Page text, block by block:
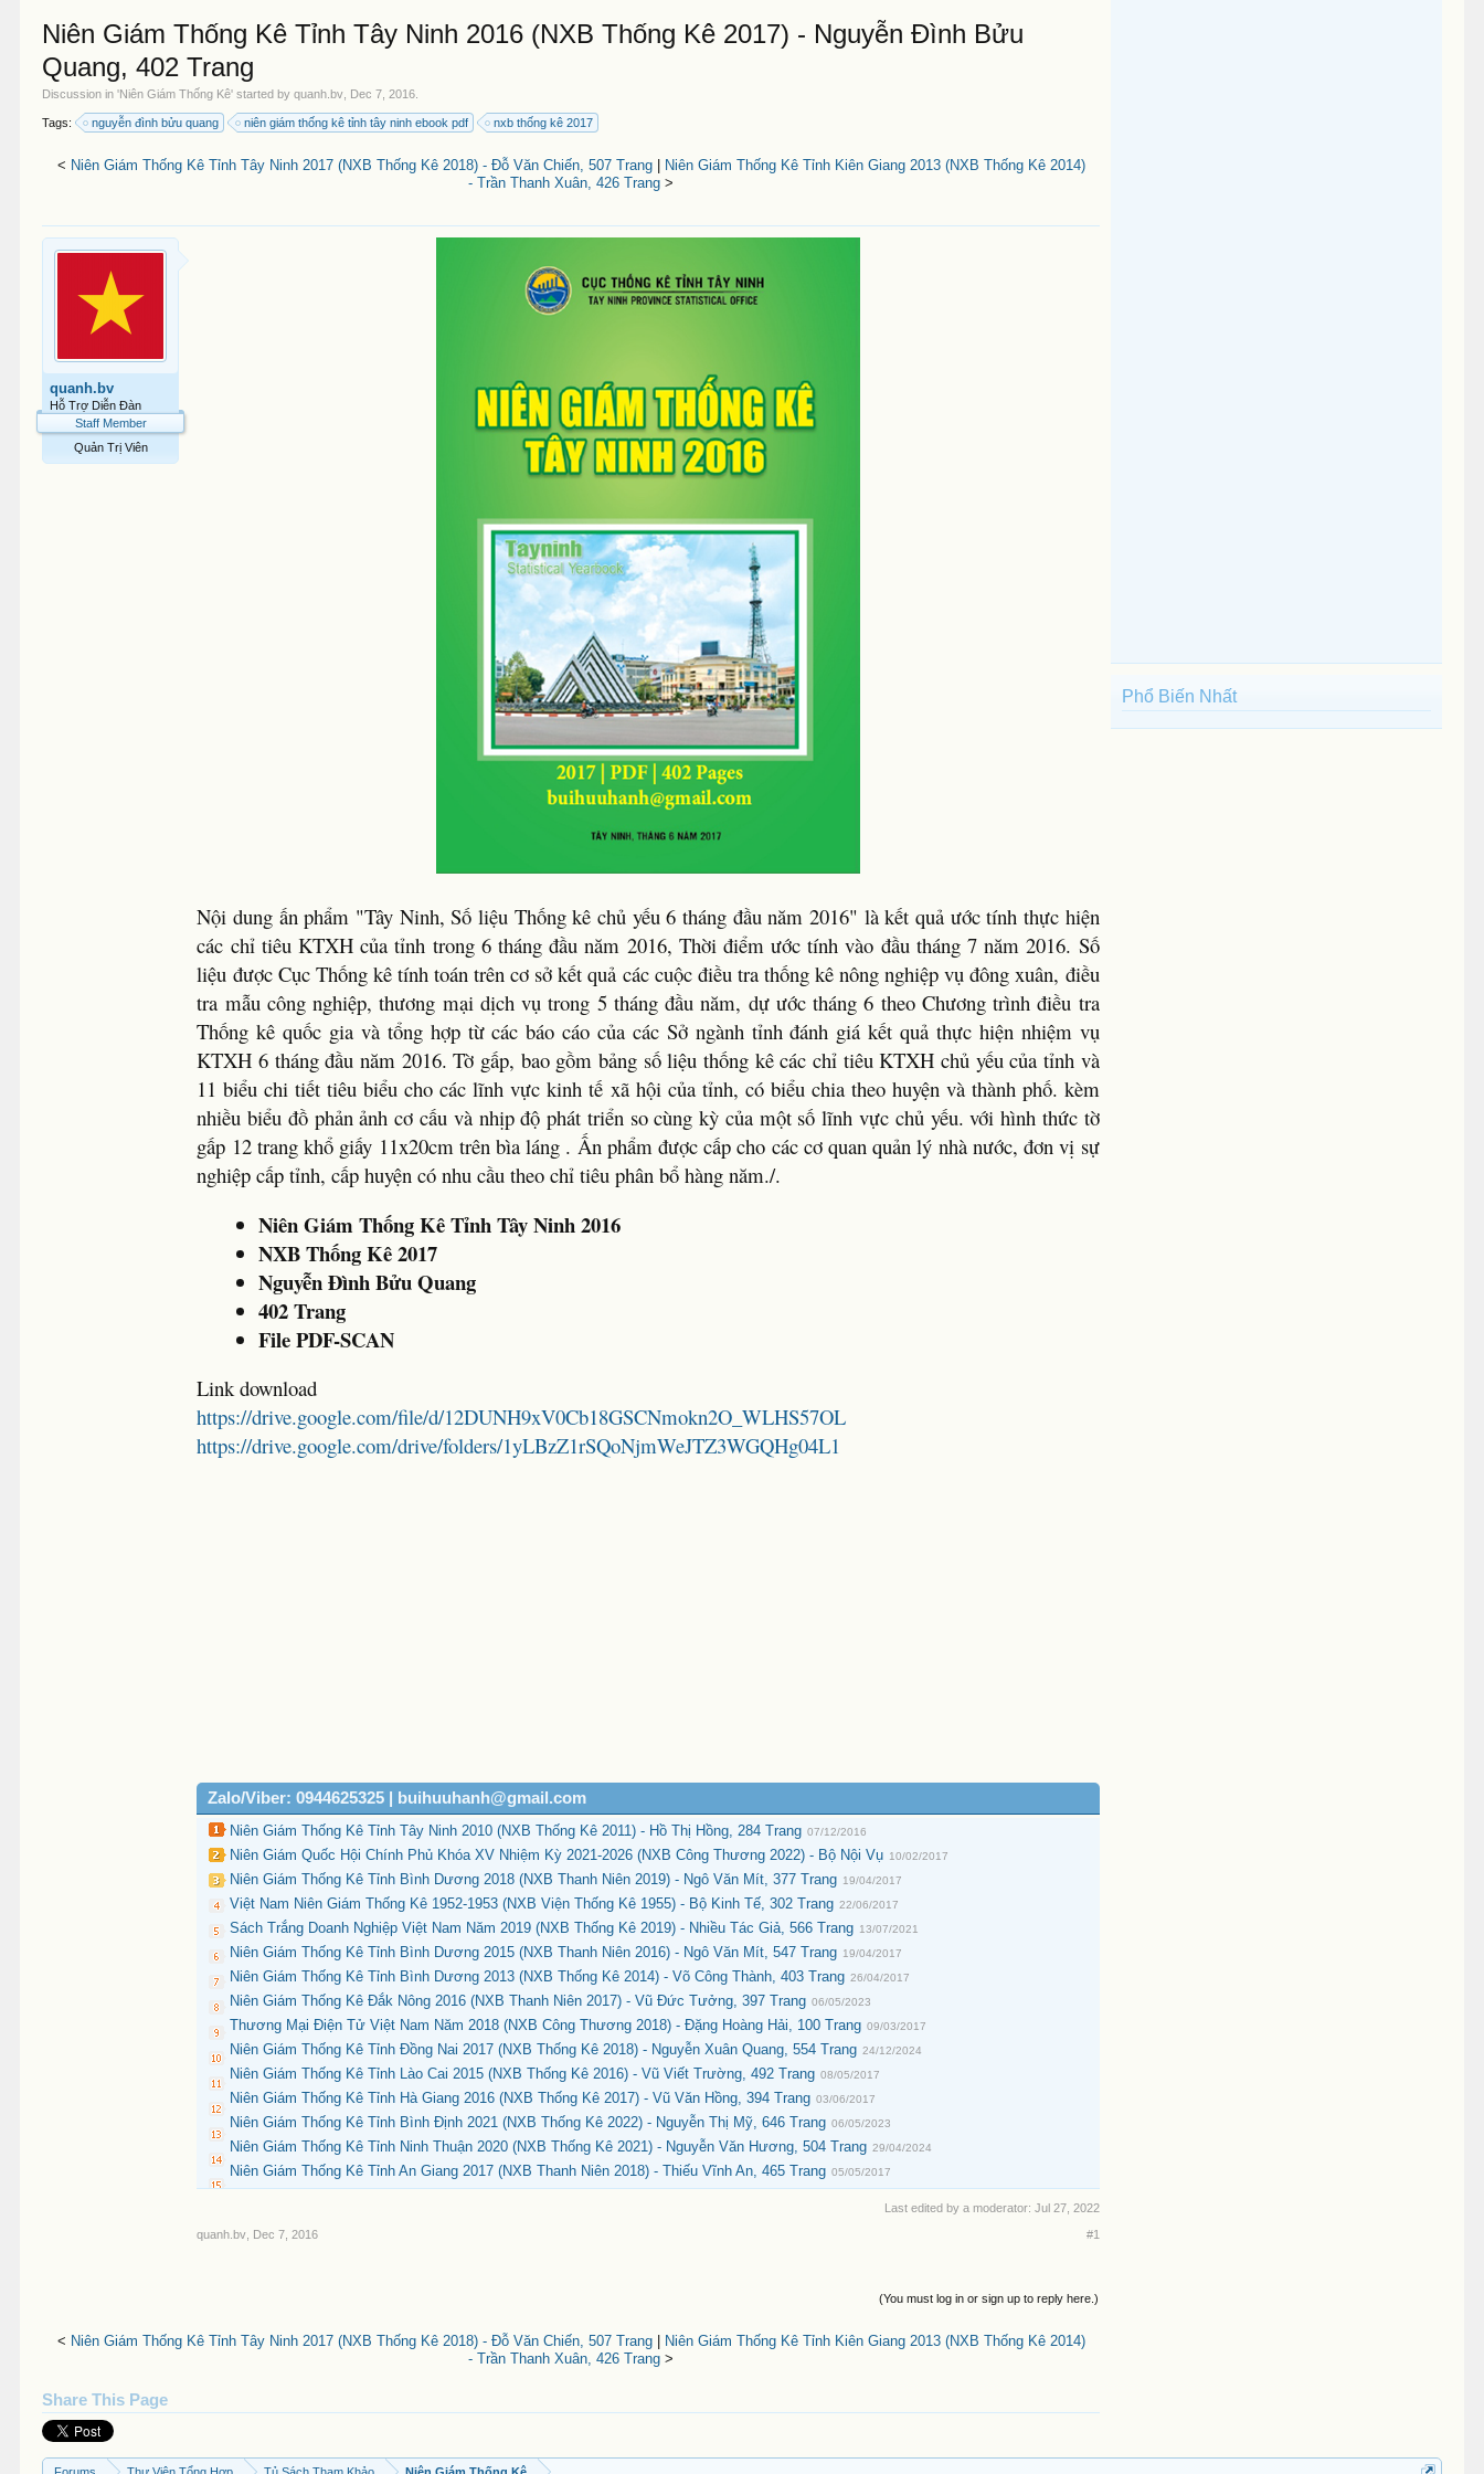
Niên Giám Thống Kê Tỉnh Tây Ninh 2016 (NXB Thống Kê 2017) - Nguyễn Đình Bửu
Quang, 402 Trang
Discussion in 'Niên Giám Thống Kê' started byquanh.bv Dec 7, 2016
Tags: nguyễn đình bửu quang niên giám thống kê tỉnh tây ninh ebook pdf nxb thống kê 2017
< Niên Giám Thống Kê Tỉnh Tây Ninh 2017 (NXB Thống Kê 2018) - Đỗ Văn Chiến, 507 Trang|
Niên Giám Thống Kê Tỉnh Kiên Giang 2013 (NXB Thống Kê 2014)
- Trần Thanh Xuân, 426 Trang >
quanh.bv
Hỗ Trợ Diễn Đàn
Staff Member
Quản Trị Viên
Nội dung ấn phẩm "Tây Ninh, Số liệu Thống kê chủ yếu 6 tháng đầu năm 2016" là kết quả ước tính thực hiện
các chỉ tiêu KTXH của tỉnh trong 6 tháng đầu năm 2016, Thời điểm ước tính vào đầu tháng 7 năm 2016. Số
liệu được Cục Thống kê tính toán trên cơ sở kết quả các cuộc điều tra thống kê nông nghiệp vụ đông xuân, điều
tra mẫu công nghiệp, thương mại dịch vụ trong 5 tháng đầu năm, dự ước tháng 6 theo Chương trình điều tra
Thống kê quốc gia và tổng hợp từ các báo cáo của các Sở ngành tỉnh đánh giá kết quả thực hiện nhiệm vụ
KTXH 6 tháng đầu năm 2016. Tờ gấp, bao gồm bảng số liệu thống kê các chỉ tiêu KTXH chủ yếu của tỉnh và
11 biểu chi tiết tiêu biểu cho các lĩnh vực kinh tế xã hội của tỉnh, có biểu chia theo huyện và thành phố. kèm
nhiều biểu đồ phản ảnh cơ cấu và nhịp độ phát triển so cùng kỳ của một số lĩnh vực chủ yếu. với hình thức tờ
gấp 12 trang khổ giấy 11x20cm trên bìa láng . Ấn phẩm được cấp cho các cơ quan quản lý nhà nước, đơn vị sự
nghiệp cấp tỉnh, cấp huyện có nhu cầu theo chỉ tiêu phân bổ hàng năm./.
Niên Giám Thống Kê Tỉnh Tây Ninh 2016
NXB Thống Kê 2017
Nguyễn Đình Bửu Quang
402 Trang
File PDF-SCAN
Link download
https://drive.google.com/file/d/12DUNH9xV0Cb18GSCNmokn2O_WLHS57OL
https://drive.google.com/drive/folders/1yLBzZ1rSQoNjmWeJTZ3WGQHg04L1
Zalo/Viber: 0944625325 | buihuuhanh@gmail.com
Niên Giám Thống Kê Tỉnh Tây Ninh 2010 (NXB Thống Kê 2011) - Hồ Thị Hồng, 284 Trang 07/12/2016
Niên Giám Quốc Hội Chính Phủ Khóa XV Nhiệm Kỳ 2021-2026 (NXB Công Thương 2022) - Bộ Nội Vụ 10/02/2017
Niên Giám Thống Kê Tỉnh Bình Dương 2018 (NXB Thanh Niên 2019) - Ngô Văn Mít, 377 Trang 19/04/2017
Việt Nam Niên Giám Thống Kê 1952-1953 (NXB Viện Thống Kê 1955) - Bộ Kinh Tế, 302 Trang 22/06/2017
Sách Trắng Doanh Nghiệp Việt Nam Năm 2019 (NXB Thống Kê 2019) - Nhiều Tác Giả, 566 Trang 13/07/2021
Niên Giám Thống Kê Tỉnh Bình Dương 2015 (NXB Thanh Niên 2016) - Ngô Văn Mít, 547 Trang 19/04/2017
Niên Giám Thống Kê Tỉnh Bình Dương 2013 (NXB Thống Kê 2014) - Võ Công Thành, 403 Trang 26/04/2017
Niên Giám Thống Kê Đắk Nông 2016 (NXB Thanh Niên 2017) - Vũ Đức Tưởng, 397 Trang 06/05/2023
Thương Mại Điện Tử Việt Nam Năm 2018 (NXB Công Thương 2018) - Đặng Hoàng Hải, 100 Trang 09/03/2017
Niên Giám Thống Kê Tỉnh Đồng Nai 2017 (NXB Thống Kê 2018) - Nguyễn Xuân Quang, 554 Trang 24/12/2024
Niên Giám Thống Kê Tỉnh Lào Cai 2015 (NXB Thống Kê 2016) - Vũ Viết Trường, 492 Trang 08/05/2017
Niên Giám Thống Kê Tỉnh Hà Giang 2016 (NXB Thống Kê 2017) - Vũ Văn Hồng, 394 Trang 03/06/2017
Niên Giám Thống Kê Tỉnh Bình Định 2021 (NXB Thống Kê 2022) - Nguyễn Thị Mỹ, 646 Trang 06/05/2023
Niên Giám Thống Kê Tỉnh Ninh Thuận 2020 (NXB Thống Kê 2021) - Nguyễn Văn Hương, 504 Trang 29/04/2024
Niên Giám Thống Kê Tỉnh An Giang 2017 (NXB Thanh Niên 2018) - Thiếu Vĩnh An, 465 Trang 05/05/2017
Last edited by a moderator: Jul 27, 2022
quanh.bv
Dec 7, 2016 #1
(You must log in or sign up to reply here.)
< Niên Giám Thống Kê Tỉnh Tây Ninh 2017 (NXB Thống Kê 2018) - Đỗ Văn Chiến, 507 Trang|
Niên Giám Thống Kê Tỉnh Kiên Giang 2013 (NXB Thống Kê 2014)
- Trần Thanh Xuân, 426 Trang >
Share This Page
Phổ Biến Nhất